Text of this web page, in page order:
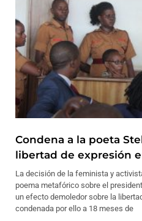
Condena a la poeta
libertad de expresión
La decisión de la feminista y
poema metafórico sobre el
un efecto demoledor sobre la
condenada por ello a 18 meses de